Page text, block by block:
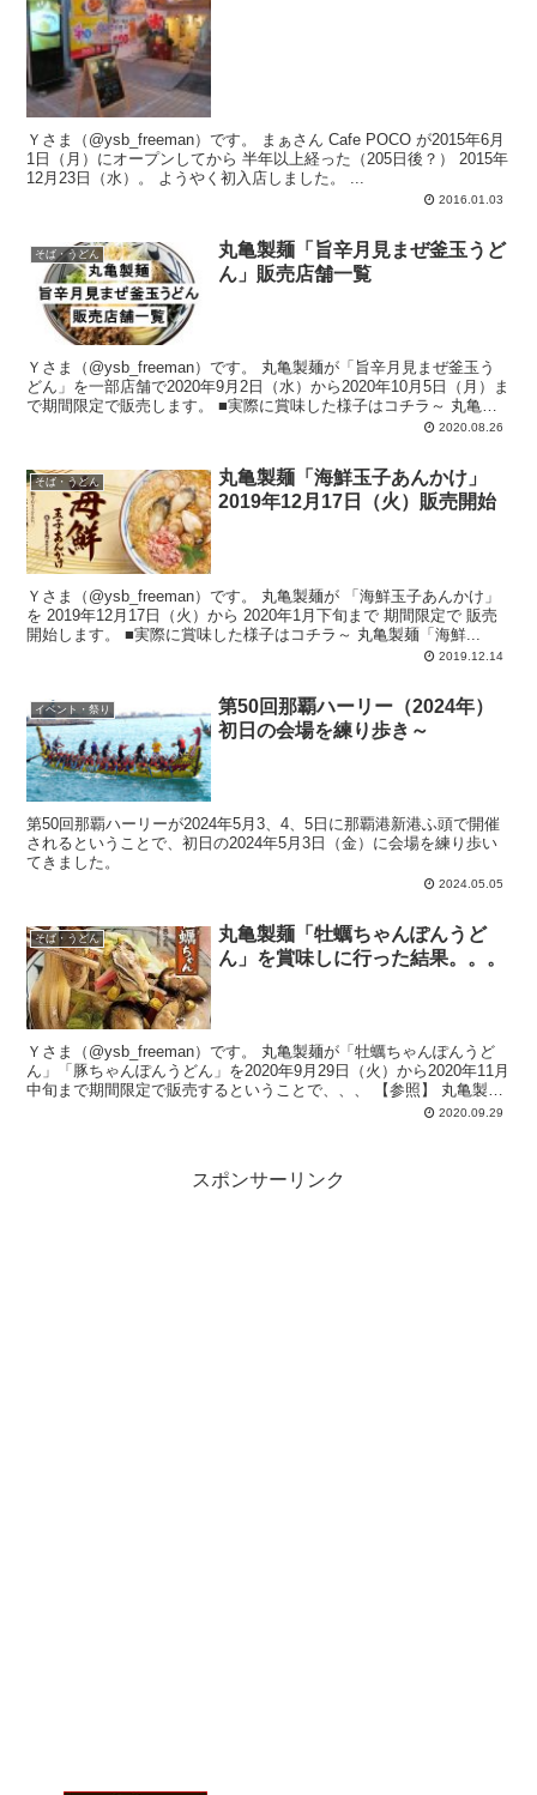
Ｙさま（@ysb_freeman）です。 まぁさん Cafe POCO が2015年6月
1日（月）にオープンしてから 半年以上経った（205日後？） 2015年
2016.01.03
そば・うどん
丸亀製麺「旨辛月見まぜ釜玉うど
ん」販売店舗一覧
Ｙさま（@ysb_freeman）です。 丸亀製麺が「旨辛月見まぜ釜玉う
どん」を一部店舗で2020年9月2日（水）から2020年10月5日（月）ま
で期間限定で販売します。 ■実際に賞味した様子はコチラ～ 丸亀製
2020.08.26
そば・うどん
丸亀製麺「海鮮玉子あんかけ」
2019年12月17日（火）販売開始
Ｙさま（@ysb_freeman）です。 丸亀製麺が 「海鮮玉子あんかけ」
を 2019年12月17日（火）から 2020年1月下旬まで 期間限定で 販売
開始します。 ■実際に賞味した様子はコチラ～ 丸亀製麺「海鮮...
2019.12.14
イベント・祭り
第50回那覇ハーリー（2024年）
初日の会場を練り歩き～
第50回那覇ハーリーが2024年5月3、4、5日に那覇港新港ふ頭で開催
されるということで、初日の2024年5月3日（金）に会場を練り歩い
てきました。
2024.05.05
そば・うどん
丸亀製麺「牡蠣ちゃんぽんうど
ん」を賞味しに行った結果。。。
Ｙさま（@ysb_freeman）です。 丸亀製麺が「牡蠣ちゃんぽんうど
ん」「豚ちゃんぽんうどん」を2020年9月29日（火）から2020年11月
中旬まで期間限定で販売するということで、、、 【参照】 丸亀製麺
2020.09.29
スポンサーリンク